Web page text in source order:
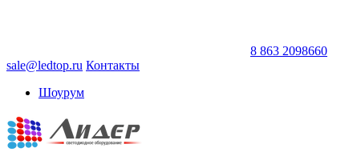
8 863 2098660
sale@ledtop.ru Контакты
Шоурум